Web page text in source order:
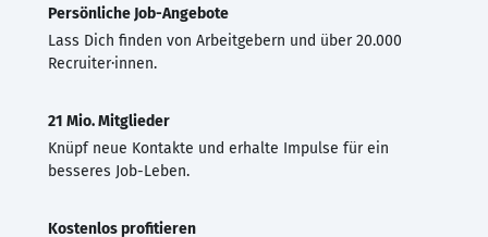
Persönliche Job-Angebote
Lass Dich finden von Arbeitgebern und über 20.000
Recruiter·innen.
21 Mio. Mitglieder
Knüpf neue Kontakte und erhalte Impulse für ein
besseres Job-Leben.
Kostenlos profitieren